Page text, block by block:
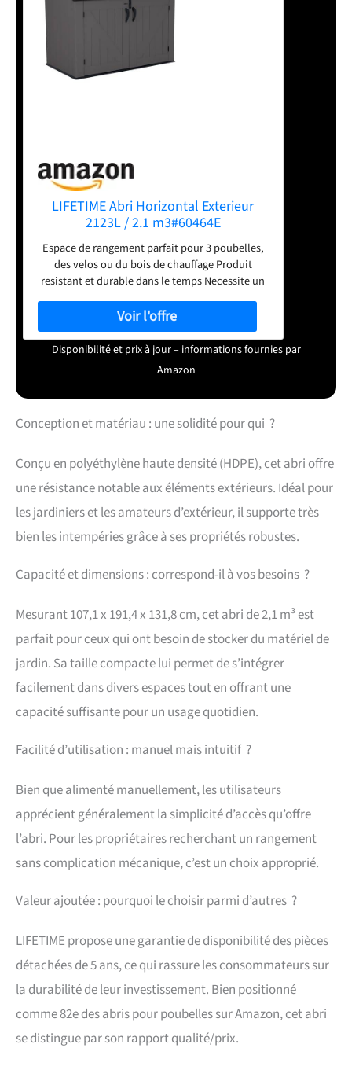
LIFETIME Abri Horizontal Exterieur
2123L / 2.1 m3#60464E
Espace de rangement parfait pour 3 poubelles,
des velos ou du bois de chauffage Produit
resistant et durable dans le temps Necessite un
faible entretien Muni d'un sol antiderapant
resistant aux chocs
Disponibilité et prix à jour – informations fournies par
Amazon
Conception et matériau : une solidité pour qui ?
Conçu en polyéthylène haute densité (HDPE), cet abri offre
une résistance notable aux éléments extérieurs. Idéal pour
les jardiniers et les amateurs d’extérieur, il supporte très
bien les intempéries grâce à ses propriétés robustes.
Capacité et dimensions : correspond-il à vos besoins ?
Mesurant 107,1 x 191,4 x 131,8 cm, cet abri de 2,1 m³ est
parfait pour ceux qui ont besoin de stocker du matériel de
jardin. Sa taille compacte lui permet de s’intégrer
facilement dans divers espaces tout en offrant une
capacité suffisante pour un usage quotidien.
Facilité d’utilisation : manuel mais intuitif ?
Bien que alimenté manuellement, les utilisateurs
apprécient généralement la simplicité d’accès qu’offre
l’abri. Pour les propriétaires recherchant un rangement
sans complication mécanique, c’est un choix approprié.
Valeur ajoutée : pourquoi le choisir parmi d’autres ?
LIFETIME propose une garantie de disponibilité des pièces
détachées de 5 ans, ce qui rassure les consommateurs sur
la durabilité de leur investissement. Bien positionné
comme 82e des abris pour poubelles sur Amazon, cet abri
se distingue par son rapport qualité/prix.